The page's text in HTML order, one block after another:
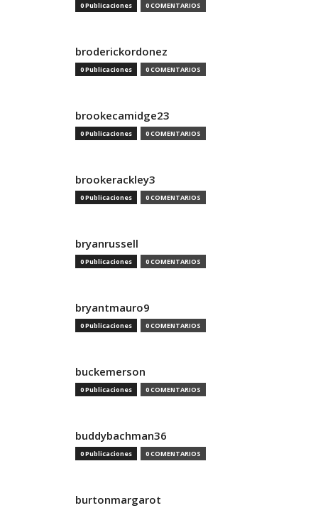
0 Publicaciones 0 COMENTARIOS
broderickordonez
0 Publicaciones 0 COMENTARIOS
brookecamidge23
0 Publicaciones 0 COMENTARIOS
brookerackley3
0 Publicaciones 0 COMENTARIOS
bryanrussell
0 Publicaciones 0 COMENTARIOS
bryantmauro9
0 Publicaciones 0 COMENTARIOS
buckemerson
0 Publicaciones 0 COMENTARIOS
buddybachman36
0 Publicaciones 0 COMENTARIOS
burtonmargarot